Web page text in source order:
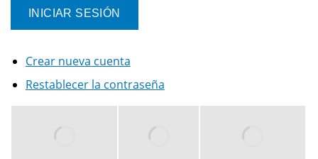
Crear nueva cuenta
Restablecer la contraseña